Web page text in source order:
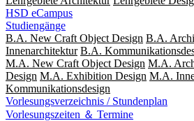
HSD eCampus
Studiengänge
B.A. New Craft Object Design B.A.
Innenarchitektur B.A.
M.A. New Craft Object Design M.A.
Design M.A. Exhibition Design M.A.
Kommunikationsdesign
Vorlesungsverzeichnis / Stundenplan
Vorlesungszeiten ＆ Termine